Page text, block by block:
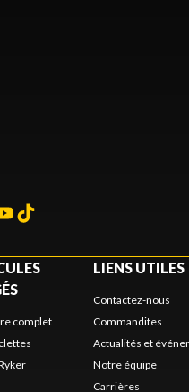
complet
LIENS UTILES
Contactez-nous
Commandites
Actualités et
Notre équipe
Carrières